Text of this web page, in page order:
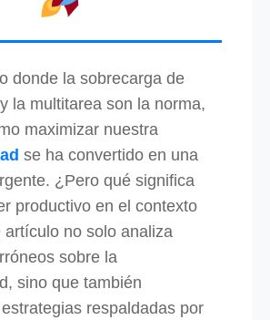
donde la sobrecarga de
la multitarea son la norma,
maximizar nuestra
se ha convertido en una
¿Pero qué significa
productivo en el contexto
artículo no solo analiza
sobre la
sino que también
respaldadas por